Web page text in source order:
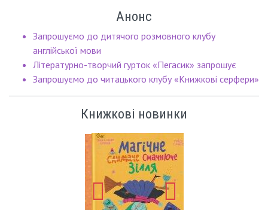
Анонс
Запрошуємо до дитячого розмовного клубу
англійської мови
Літературно-творчий гурток «Пегасик» запрошує
Запрошуємо до читацького клубу «Книжкові серфери»
Книжкові новинки